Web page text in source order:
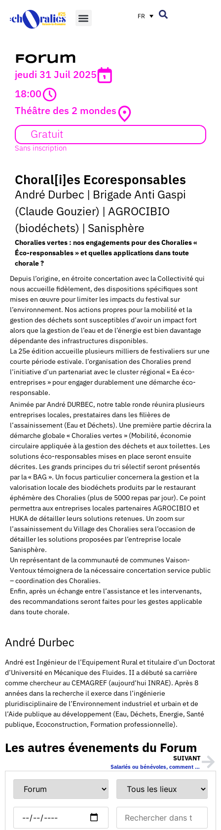
FR
Forum
jeudi 31 Juil 2025
18:00
Théâtre des 2 mondes
Gratuit
Sans inscription
Choral[i]es Ecoresponsables
André Durbec | Brigade Anti Gaspi
(Claude Gouzier) | AGROCIBIO
(biodéchets) | Sanisphère
Choralies vertes : nos engagements pour des Choralies «
Éco-responsables » et quelles applications dans toute
chorale ?
Depuis l’origine, en étroite concertation avec la Collectivité qui
nous accueille fidèlement, des dispositions spécifiques sont
mises en œuvre pour limiter les impacts du festival sur
l’environnement. Nos actions propres pour la mobilité et la
gestion des déchets sont susceptibles d’avoir un impact fort
alors que la gestion de l’eau et de l’énergie est bien davantage
dépendante des infrastructures disponibles.
La 25e édition accueille plusieurs milliers de festivaliers sur une
courte période estivale. l’organisation des Choralies prend
l’initiative d’un partenariat avec le cluster régional « Ea éco-
entreprises » pour engager durablement une démarche éco-
responsable.
Animée par André DURBEC, notre table ronde réunira plusieurs
entreprises locales, prestataires dans les filières de
l’assainissement (Eau et Déchets). Une première partie décrira la
démarche globale « Choralies vertes » (Mobilité, économie
circulaire appliquée à la gestion des déchets et aux toilettes. Les
solutions éco-responsables mises en place seront ensuite
décrites. Les grands principes du tri sélectif seront présentés
par la « BAG ». Un focus particulier concernera la gestion et la
valorisation locale des biodéchets produits par le restaurant
éphémère des Choralies (plus de 5000 repas par jour). Ce point
permettra aux entreprises locales partenaires AGROCIBIO et
HUKA de détailler leurs solutions retenues. Un zoom sur
l’assainissement du Village des Choralies sera l’occasion de
détailler les solutions proposées par l’entreprise locale
Sanisphère.
Un représentant de la communauté de communes Vaison-
Ventoux témoignera de la nécessaire concertation service public
– coordination des Choralies.
Enfin, après un échange entre l’assistance et les intervenants,
des recommandations seront faites pour les gestes applicable
dans toute chorale.
André Durbec
André est Ingénieur de l’Equipement Rural et titulaire d’un Doctorat
d’Université en Mécanique des Fluides. II a débuté sa carrière
comme chercheur au CEMAGREF (aujourd’hui INRAE). Après 8
années dans la recherche il exerce dans l’ingénierie
pluridisciplinaire de l’Environnement industriel et urbain et de
l’Aide publique au développement (Eau, Déchets, Energie, Santé
publique, Ecoconstruction, Formation professionnelle).
Les autres évenements du Forum
SUIVANT
Salariés ou bénévoles, comment engager et rémunérer un chef de chœur ?